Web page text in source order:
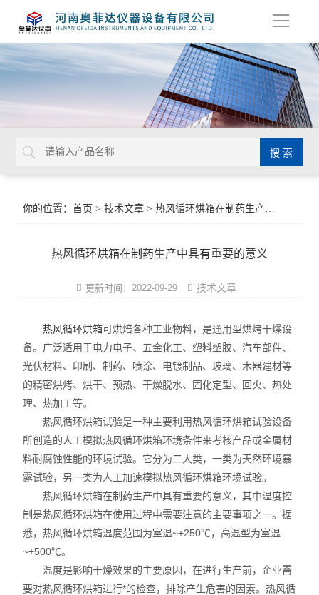
导
你的位置：首页 >技术文章 > 热风循环烘箱在制药生产中具有重要的意义
热风循环烘箱在制药生产中具有重要的意义
更新时间：2022-09-29 技术文章
热风循环烘箱可烘焙各种工业物料，是通用型烘烤干燥设
备。广泛适用于电力电子、五金化工、塑料塑胶、汽车部件、
光伏材料、印刷、制药、喷涂、电镀制品、玻璃、木器建材等
的精密烘烤、烘干、预热、干燥脱水、固化定型、回火、热处
理、热加工等。
热风循环烘箱试验是一种主要利用热风循环烘箱试验设备
所创造的人工模拟热风循环烘箱环境条件来考核产品或金属材
料耐腐蚀性能的环境试验。它分为二大类，一类为天然环境暴
露试验，另一类为人工加速模拟热风循环烘箱环境试验。
热风循环烘箱在制药生产中具有重要的意义，其中温度控
制是热风循环烘箱在使用过程中需要注意的主要事项之一。据
悉，热风循环烘箱温度范围为室温~+250℃，高温型为室温
~+500℃。
温度是影响干燥效果的主要原因，在进行生产前，企业需
要对热风循环烘箱进行*的检查，排除产生危害的因素。热风循